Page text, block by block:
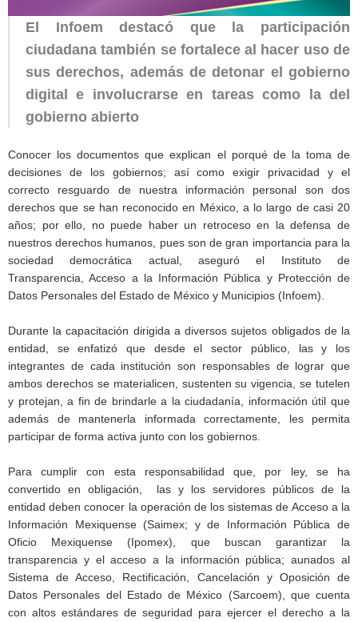
El Infoem destacó que la participación
ciudadana también se fortalece al hacer uso de
sus derechos, además de detonar el gobierno
digital e involucrarse en tareas como la del
gobierno abierto
Conocer los documentos que explican el porqué de la toma de
decisiones de los gobiernos; así como exigir privacidad y el
correcto resguardo de nuestra información personal son dos
derechos que se han reconocido en México, a lo largo de casi 20
años; por ello, no puede haber un retroceso en la defensa de
nuestros derechos humanos, pues son de gran importancia para la
sociedad democrática actual, aseguró el Instituto de
Transparencia, Acceso a la Información Pública y Protección de
Datos Personales del Estado de México y Municipios (Infoem).
Durante la capacitación dirigida a diversos sujetos obligados de la
entidad, se enfatizó que desde el sector público, las y los
integrantes de cada institución son responsables de lograr que
ambos derechos se materialicen, sustenten su vigencia, se tutelen
y protejan, a fin de brindarle a la ciudadanía, información útil que
además de mantenerla informada correctamente, les permita
participar de forma activa junto con los gobiernos.
Para cumplir con esta responsabilidad que, por ley, se ha
convertido en obligación, las y los servidores públicos de la
entidad deben conocer la operación de los sistemas de Acceso a la
Información Mexiquense (Saimex; y de Información Pública de
Oficio Mexiquense (Ipomex), que buscan garantizar la
transparencia y el acceso a la información pública; aunados al
Sistema de Acceso, Rectificación, Cancelación y Oposición de
Datos Personales del Estado de México (Sarcoem), que cuenta
con altos estándares de seguridad para ejercer el derecho a la